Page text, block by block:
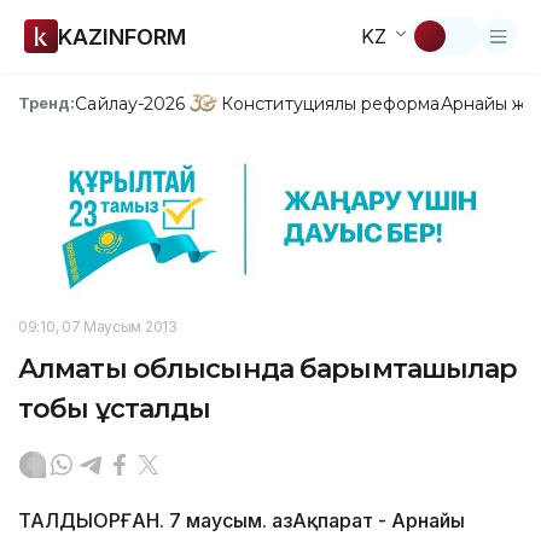
KAZINFORM KZ
Тренд:Сайлау-2026 Конституциялық реформаАрнайы
09:10, 07 Маусым 2013
Алматы облысында барымташылар
тобы ұсталды
ТАЛДЫҚОРҒАН. 7 маусым. ҚазАқпарат - Арнайы